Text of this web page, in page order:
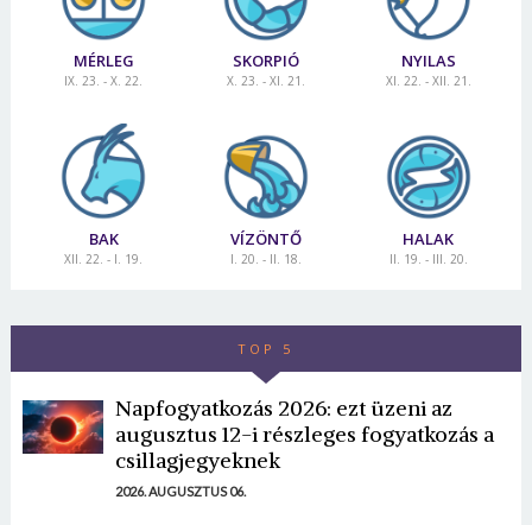
MÉRLEG
IX. 23. - X. 22.
SKORPIÓ
X. 23. - XI. 21.
NYILAS
XI. 22. - XII. 21.
BAK
XII. 22. - I. 19.
VÍZÖNTŐ
I. 20. - II. 18.
HALAK
II. 19. - III. 20.
TOP 5
Napfogyatkozás 2026: ezt üzeni az
augusztus 12-i részleges fogyatkozás a
csillagjegyeknek
2026. AUGUSZTUS 06.